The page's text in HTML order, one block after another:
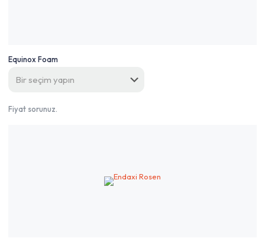
Equinox Foam
Fiyat sorunuz.